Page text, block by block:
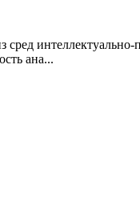
сред
ана...